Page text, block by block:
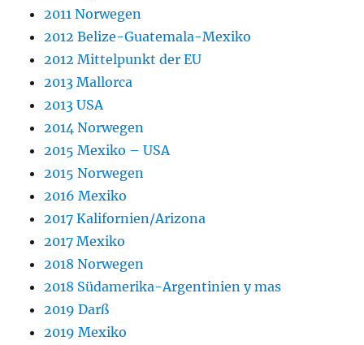
2011 Norwegen
2012 Belize-Guatemala-Mexiko
2012 Mittelpunkt der EU
2013 Mallorca
2013 USA
2014 Norwegen
2015 Mexiko – USA
2015 Norwegen
2016 Mexiko
2017 Kalifornien/Arizona
2017 Mexiko
2018 Norwegen
2018 Südamerika-Argentinien y mas
2019 Darß
2019 Mexiko